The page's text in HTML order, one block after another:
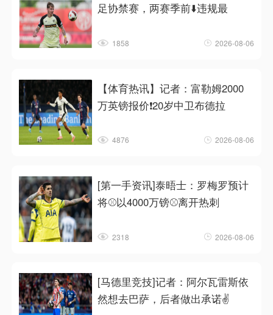
足协禁赛，两赛季前⬇️违规最
1858 2026-08-06
【体育热讯】记者：富勒姆2000
万英镑报价❗20岁中卫布德拉
4876 2026-08-06
[第一手资讯]泰晤士：罗梅罗预计
将⚾以4000万镑⚾离开热刺
2318 2026-08-06
[马德里竞技]记者：阿尔瓦雷斯依
然想去巴萨，后者做出承诺✌️